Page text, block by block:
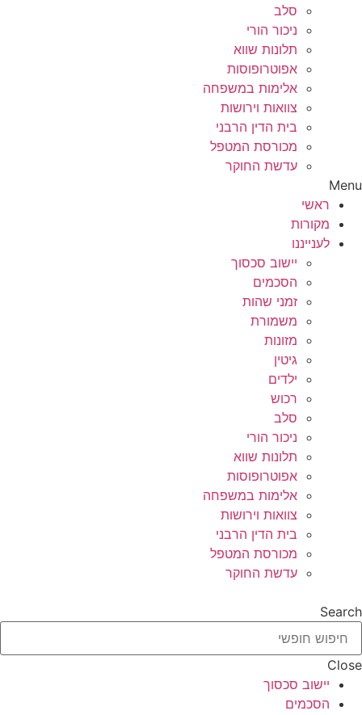
סלב
ניכור הורי
תלונות שווא
אפוטרופוסות
אלימות במשפחה
צוואות וירושות
בית הדין הרבני
מכורסת המטפל
עדשת החוקר
Menu
ראשי
מקורות
לענייננו
יישוב סכסוך
הסכמים
זמני שהות
משמורת
מזונות
גיטין
ילדים
רכוש
סלב
ניכור הורי
תלונות שווא
אפוטרופוסות
אלימות במשפחה
צוואות וירושות
בית הדין הרבני
מכורסת המטפל
עדשת החוקר
Search
Close
יישוב סכסוך
הסכמים